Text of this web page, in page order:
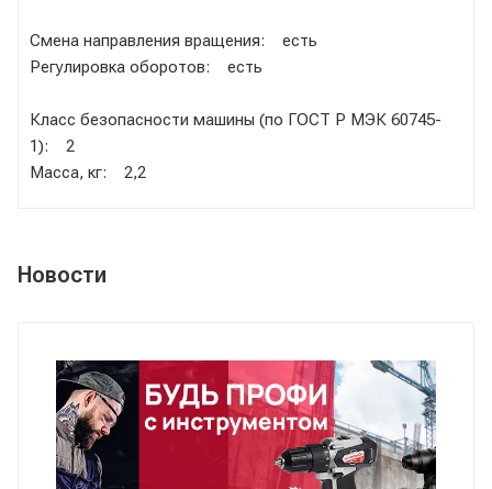
Смена направления вращения: есть
Регулировка оборотов: есть
Класс безопасности машины (по ГОСТ Р МЭК 60745-
1): 2
Масса, кг: 2,2
Новости